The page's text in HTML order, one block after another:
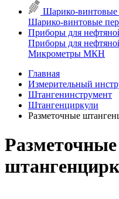
Шарико-
Шарико-винтовые
Приборы для
Приборы для
Микрометры МКН
Главная
Измерительный
Штангенинструмент
Штангенциркули
Разметочные
Разметочные